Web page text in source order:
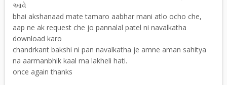
આવે
bhai akshanaad mate tamaro aabhar mani atlo ocho che,
aap ne ak request che jo pannalal patel ni navalkatha
download karo
chandrkant bakshi ni pan navalkatha je amne aman sahitya
na aarmanbhik kaal ma lakheli hati.
once again thanks